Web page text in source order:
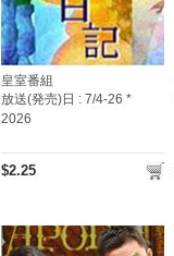
皇室番組
放送(発売)日 : 7/4-26 *
2026
$2.25